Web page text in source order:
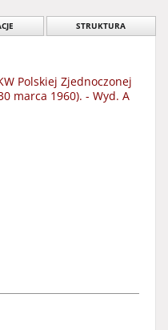
STRUKTURA
Polskiej Zjednoczonej
marca 1960). - Wyd. A